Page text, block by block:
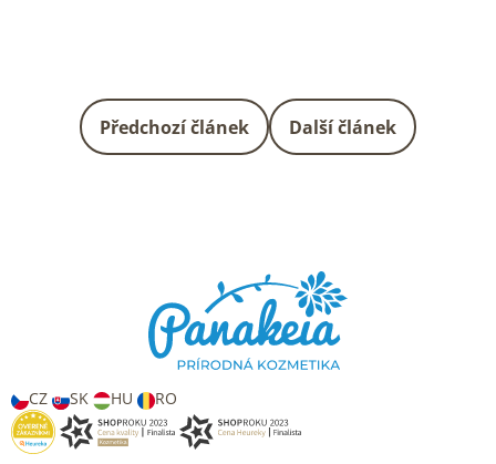
Předchozí článek Další článek
CZ SK HU RO